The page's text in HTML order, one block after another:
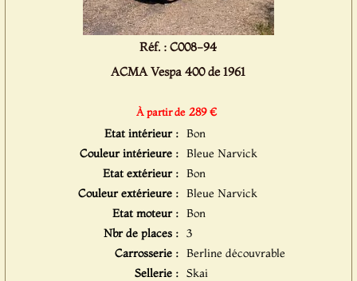
Réf. : C008-94
ACMA Vespa 400 de 1961
À partir de 289 €
Etat intérieur : Bon
Couleur intérieure : Bleue Narvick
Etat extérieur : Bon
Couleur extérieure : Bleue Narvick
Etat moteur : Bon
Nbr de places : 3
Carrosserie : Berline découvrable
Sellerie : Skai